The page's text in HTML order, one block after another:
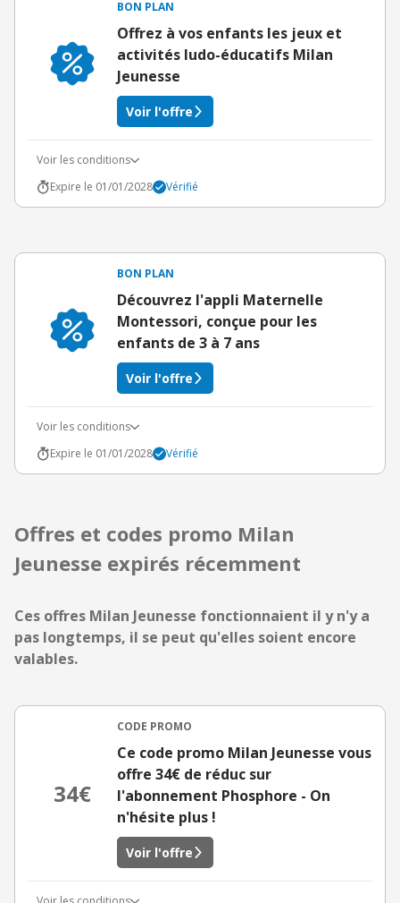
BON PLAN
Offrez à vos enfants les jeux et
activités ludo-éducatifs Milan
Jeunesse
Voir l'offre
Voir les conditions
Expire le 01/01/2028
Vérifié
BON PLAN
Découvrez l'appli Maternelle
Montessori, conçue pour les
enfants de 3 à 7 ans
Voir l'offre
Voir les conditions
Expire le 01/01/2028
Vérifié
Offres et codes promo Milan
Jeunesse expirés récemment
Ces offres Milan Jeunesse fonctionnaient il y n'y a
pas longtemps, il se peut qu'elles soient encore
valables.
34€
CODE PROMO
Ce code promo Milan Jeunesse vous
offre 34€ de réduc sur
l'abonnement Phosphore - On
n'hésite plus !
Voir l'offre